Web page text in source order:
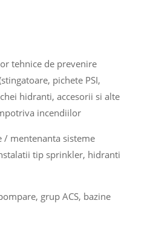
tehnice de prevenire
pichete PSI,
hidranti, accesorii si alte
incendiilor
/ mentenanta sisteme
tip sprinkler, hidranti
grup ACS, bazine